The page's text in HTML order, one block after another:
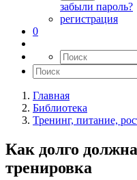
забыли пароль?
регистрация
0
Главная
Библиотека
Тренинг, питание,
Как долго
тренировка